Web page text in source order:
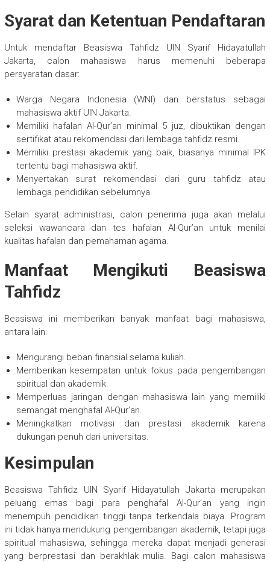
Syarat dan Ketentuan Pendaftaran
Untuk mendaftar Beasiswa Tahfidz UIN Syarif Hidayatullah
Jakarta, calon mahasiswa harus memenuhi beberapa
persyaratan dasar:
Warga Negara Indonesia (WNI) dan berstatus sebagai
mahasiswa aktif UIN Jakarta.
Memiliki hafalan Al-Qur’an minimal 5 juz, dibuktikan dengan
sertifikat atau rekomendasi dari lembaga tahfidz resmi.
Memiliki prestasi akademik yang baik, biasanya minimal IPK
tertentu bagi mahasiswa aktif.
Menyertakan surat rekomendasi dari guru tahfidz atau
lembaga pendidikan sebelumnya.
Selain syarat administrasi, calon penerima juga akan melalui
seleksi wawancara dan tes hafalan Al-Qur’an untuk menilai
kualitas hafalan dan pemahaman agama.
Manfaat Mengikuti Beasiswa
Tahfidz
Beasiswa ini memberikan banyak manfaat bagi mahasiswa,
antara lain:
Mengurangi beban finansial selama kuliah.
Memberikan kesempatan untuk fokus pada pengembangan
spiritual dan akademik.
Memperluas jaringan dengan mahasiswa lain yang memiliki
semangat menghafal Al-Qur’an.
Meningkatkan motivasi dan prestasi akademik karena
dukungan penuh dari universitas.
Kesimpulan
Beasiswa Tahfidz UIN Syarif Hidayatullah Jakarta merupakan
peluang emas bagi para penghafal Al-Qur’an yang ingin
menempuh pendidikan tinggi tanpa terkendala biaya. Program
ini tidak hanya mendukung pengembangan akademik, tetapi juga
spiritual mahasiswa, sehingga mereka dapat menjadi generasi
yang berprestasi dan berakhlak mulia. Bagi calon mahasiswa